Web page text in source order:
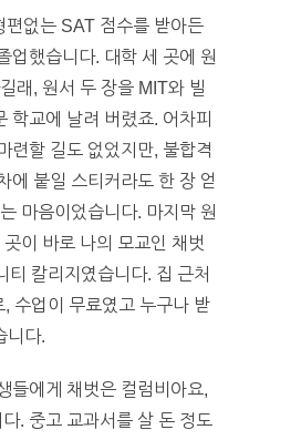
편없는 SAT 점수를 받아든
업했습니다. 대학 세 곳에 원
래, 원서 두 장을 MIT와 빌
학교에 날려 버렸죠. 어차피
련할 길도 없었지만, 불합격
에 붙일 스티커라도 한 장 얻
마음이었습니다. 마지막 원
이 바로 나의 모교인 채벗
티 칼리지였습니다. 집 근처
, 수업이 무료였고 누구나 받
니다.
들에게 채벗은 컬럼비아요,
. 중고 교과서를 살 돈 정도